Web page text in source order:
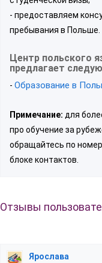
- предоставляем
пребывания в Польше.
Центр польского
предлагает
- Образование в
Примечание: для
про обучение за
обращайтесь по
блоке контактов.
Отзывы
Ярослава